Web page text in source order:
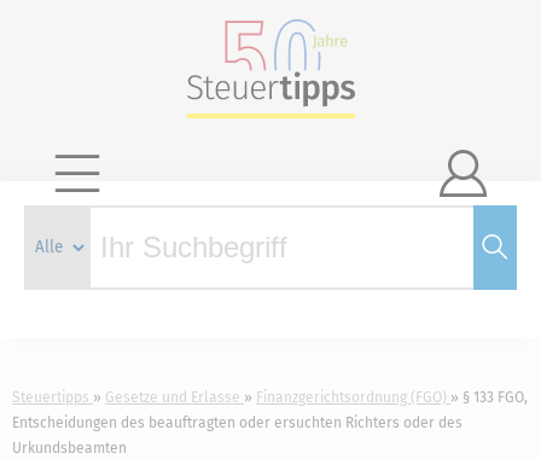

Steuertipps Gesetze und Erlasse Finanzgerichtsordnung (FGO)
§ 133 FGO,
Entscheidungen des beauftragten oder ersuchten Richters oder des
Urkundsbeamten